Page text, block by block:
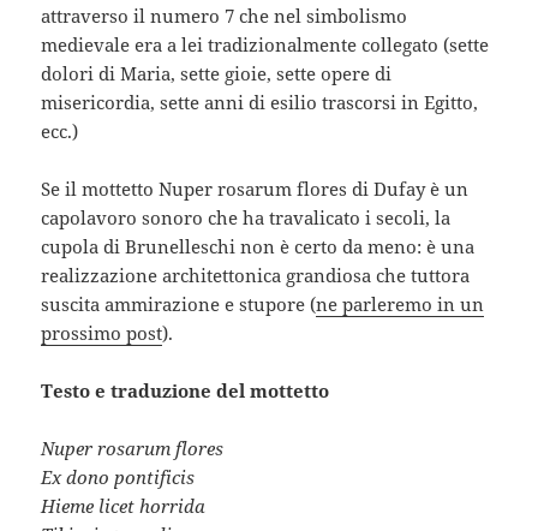
attraverso il numero 7 che nel simbolismo
medievale era a lei tradizionalmente collegato (sette
dolori di Maria, sette gioie, sette opere di
misericordia, sette anni di esilio trascorsi in Egitto,
ecc.)
Se il mottetto Nuper rosarum flores di Dufay è un
capolavoro sonoro che ha travalicato i secoli, la
cupola di Brunelleschi non è certo da meno: è una
realizzazione architettonica grandiosa che tuttora
suscita ammirazione e stupore (ne parleremo in un
prossimo post).
Testo e traduzione del mottetto
Nuper rosarum flores
Ex dono pontificis
Hieme licet horrida